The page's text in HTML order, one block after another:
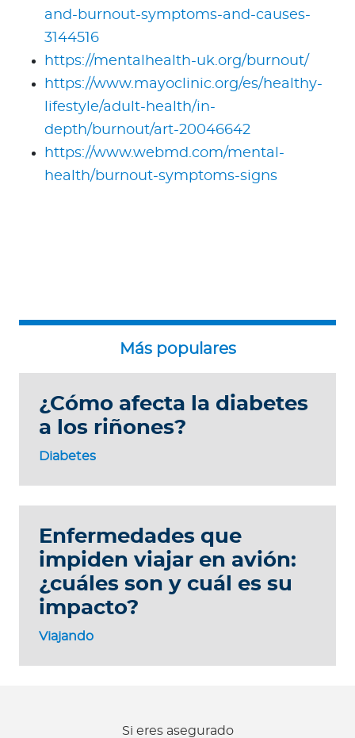
and-burnout-symptoms-and-causes-
3144516
https://mentalhealth-uk.org/burnout/
https://www.mayoclinic.org/es/healthy-
lifestyle/adult-health/in-
depth/burnout/art-20046642
https://www.webmd.com/mental-
health/burnout-symptoms-signs
Diabetes
¿Cómo afecta la diabetes
a los riñones?
Viajando
Enfermedades que
impiden viajar en avión:
¿cuáles son y cuál es su
impacto?
Si eres asegurado